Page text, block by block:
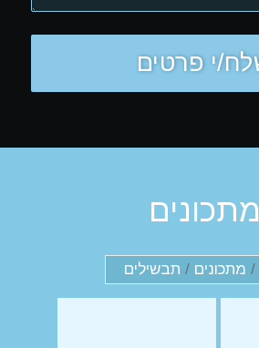
מתכונים
/ מתכונים / תבשילים